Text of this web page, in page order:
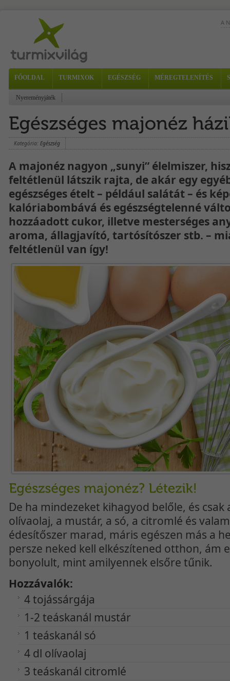
A
FŐOLDAL TURMIXOK EGÉSZSÉG MÉREGTELENÍTÉS
Nyereményjáték
Kategória: Egészség
A majonéz nagyon „sunyi” élelmiszer,
feltétlenül látszik rajta, de akár egy
egészséges ételt – például salátát – és
kalóriabombává és egészségtelenné
hozzáadott cukor, illetve mesterséges
aroma, állagjavító, tartósítószer stb. –
feltétlenül van így!
De ha mindezeket kihagyod belőle, és csak
olívaolaj, a mustár, a só, a citromlé és
édesítőszer marad, máris egészen más a
persze neked kell elkészítened otthon, ám
bonyolult, mint amilyennek elsőre tűnik.
Hozzávalók:
4 tojássárgája
1-2 teáskanál mustár
1 teáskanál só
4 dl olívaolaj
3 teáskanál citromlé